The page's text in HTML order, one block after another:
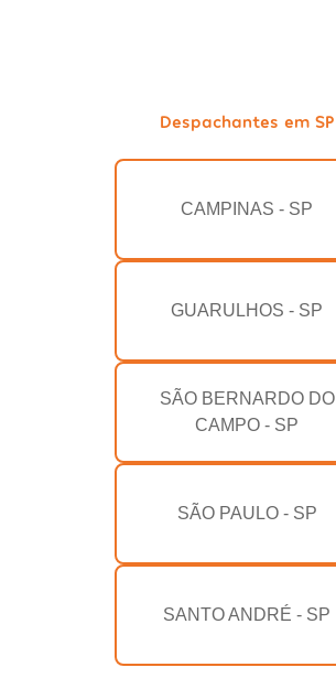
Despachantes em SP
CAMPINAS - SP
GUARULHOS - SP
SÃO BERNARDO DO
CAMPO - SP
SÃO PAULO - SP
SANTO ANDRÉ - SP